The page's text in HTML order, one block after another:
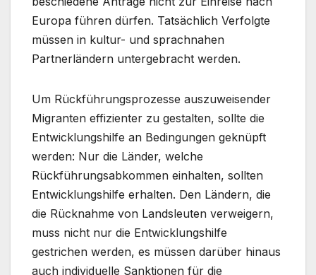
Europa führen dürfen. Tatsächlich Verfolgte
müssen in kultur- und sprachnahen
Partnerländern untergebracht werden.
Um Rückführungsprozesse auszuweisender
Migranten effizienter zu gestalten, sollte die
Entwicklungshilfe an Bedingungen geknüpft
werden: Nur die Länder, welche
Rückführungsabkommen einhalten, sollten
Entwicklungshilfe erhalten. Den Ländern, die
die Rücknahme von Landsleuten verweigern,
muss nicht nur die Entwicklungshilfe
gestrichen werden, es müssen darüber hinaus
auch individuelle Sanktionen für die